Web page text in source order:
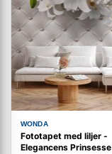
WONDA
Fototapet med liljer -
Elegancens Prinsesse